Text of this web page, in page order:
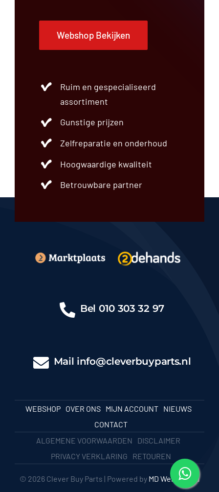
Webshop Bekijken
Ruim en gespecialiseerd
assortiment
Gunstige prijzen
Zelfreparatie en onderhoud
Hoogwaardige kwaliteit
Betrouwbare partner
Bel 010 303 32 97
Mail info@cleverbuyparts.nl
WEBSHOP OVER ONS MIJN ACCOUNT
NIEUWS
CONTACT
ALGEMENE VOORWAARDEN
DISCLAIMER
PRIVACY VERKLARING
RETOUREN
© 2026 Clever Buy Parts | Powered by MD Webbureau